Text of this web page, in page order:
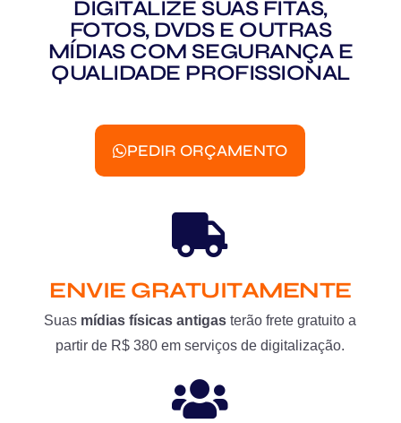
DIGITALIZE SUAS FITAS,
FOTOS, DVDS E OUTRAS
MÍDIAS COM SEGURANÇA E
QUALIDADE PROFISSIONAL
PEDIR ORÇAMENTO
ENVIE GRATUITAMENTE
Suas mídias físicas antigas terão frete gratuito a
partir de R$ 380 em serviços de digitalização.